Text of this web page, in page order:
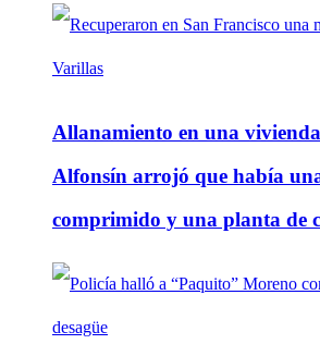
Allanamiento en una
Alfonsín arrojó que había
comprimido y una planta de